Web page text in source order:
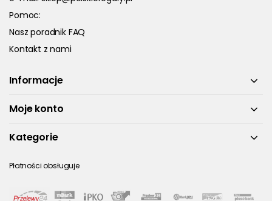
Pomoc:
Nasz poradnik FAQ
Kontakt z nami
Informacje
Moje konto
Kategorie
Płatności obsługuje